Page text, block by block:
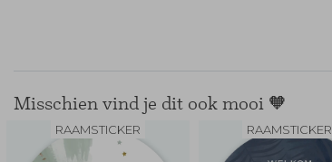
Misschien vind je dit ook mooi 🧡
RAAMSTICKER RAAMSTICKER